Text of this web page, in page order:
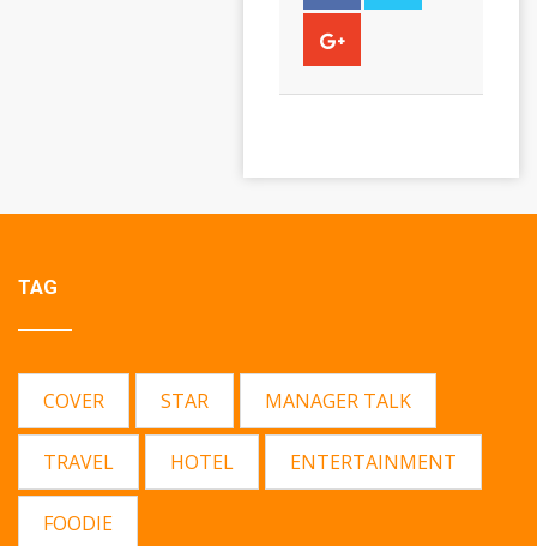
TAG
COVER STAR MANAGER TALK
TRAVEL HOTEL ENTERTAINMENT
FOODIE